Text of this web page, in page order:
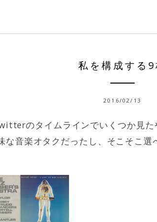
私を構成する9
2016/02/13
のタイムラインでいくつか見た
な音楽オタクだったし、そこそこ